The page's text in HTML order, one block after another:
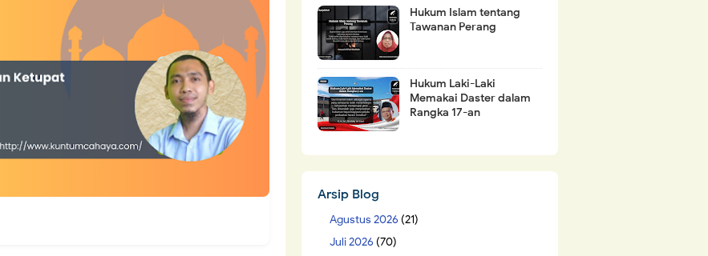
Hukum Islam tentang
Tawanan Perang
Hukum Laki-Laki
Memakai Daster dalam
Rangka 17-an
Arsip Blog
Agustus 2026 (21)
Juli 2026 (70)